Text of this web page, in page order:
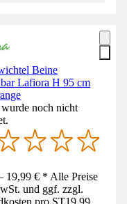
Beine
Lafiora H 95 cm
noch nicht
19,99 € * Alle Preise
und ggf. zzgl.
pro ST19,99